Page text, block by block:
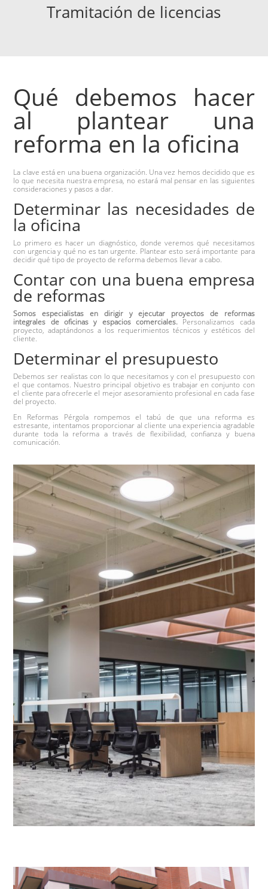
Tramitación de licencias
Qué debemos hacer
al plantear una
reforma en la oficina
La clave está en una buena organización. Una vez hemos decidido que es
lo que necesita nuestra empresa, no estará mal pensar en las siguientes
consideraciones y pasos a dar.
Determinar las necesidades de
la oficina
Lo primero es hacer un diagnóstico, donde veremos qué necesitamos
con urgencia y qué no es tan urgente. Plantear esto será importante para
decidir qué tipo de proyecto de reforma debemos llevar a cabo.
Contar con una buena empresa
de reformas
Somos especialistas en dirigir y ejecutar proyectos de reformas
integrales de oficinas y espacios comerciales.Personalizamos cada
proyecto, adaptándonos a los requerimientos técnicos y estéticos del
cliente.
Determinar el presupuesto
Debemos ser realistas con lo que necesitamos y con el presupuesto con
el que contamos. Nuestro principal objetivo es trabajar en conjunto con
el cliente para ofrecerle el mejor asesoramiento profesional en cada fase
del proyecto.
En Reformas Pérgola rompemos el tabú de que una reforma es
estresante, intentamos proporcionar al cliente una experiencia agradable
durante toda la reforma a través de flexibilidad, confianza y buena
comunicación.